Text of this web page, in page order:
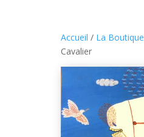
Accueil / La Boutique
Cavalier